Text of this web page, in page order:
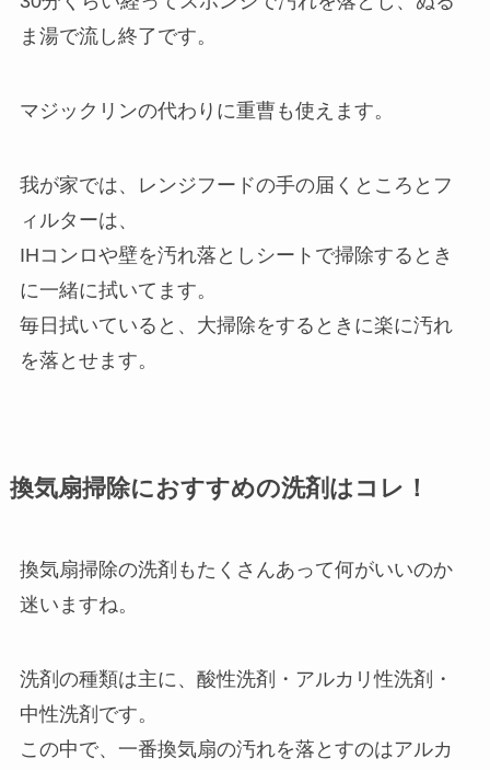
ま湯で流し終了です。
マジックリンの代わりに重曹も使えます。
我が家では、レンジフードの手の届くところとフ
ィルターは、
IHコンロや壁を汚れ落としシートで掃除するとき
に一緒に拭いてます。
毎日拭いていると、大掃除をするときに楽に汚れ
を落とせます。
換気扇掃除におすすめの洗剤はコレ！
換気扇掃除の洗剤もたくさんあって何がいいのか
迷いますね。
洗剤の種類は主に、酸性洗剤・アルカリ性洗剤・
中性洗剤です。
この中で、一番換気扇の汚れを落とすのはアルカ